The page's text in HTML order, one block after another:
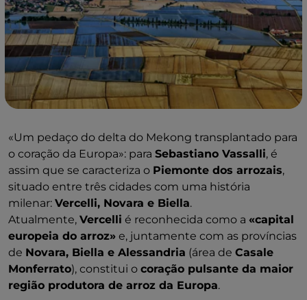
«Um pedaço do delta do Mekong transplantado para
o coração da Europa»: para Sebastiano Vassalli, é
assim que se caracteriza o Piemonte dos arrozais,
situado entre três cidades com uma história
milenar: Vercelli, Novara e Biella.
Atualmente, Vercelli é reconhecida como a «capital
europeia do arroz» e, juntamente com as províncias
de Novara, Biella e Alessandria (área de Casale
Monferrato), constitui o coração pulsante da maior
região produtora de arroz da Europa.